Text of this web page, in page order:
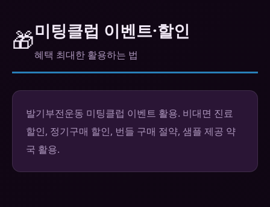
🎁미팅클럽 이벤트·할인
혜택 최대한 활용하는 법
발기부전운동 미팅클럽 이벤트 활용. 비대면 진료
할인, 정기구매 할인, 번들 구매 절약, 샘플 제공 약
국 활용.